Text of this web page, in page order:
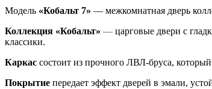
Модель «Кобальт 7» — межкомнатная дверь
Коллекция «Кобальт» — царговые двери с
классики.
Каркас состоит из прочного ЛВЛ-бруса,
Покрытие передает эффект дверей в эмали,